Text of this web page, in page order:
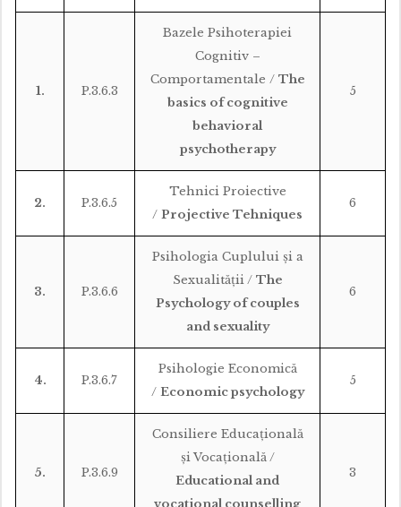
1. P.3.6.3
Bazele Psihoterapiei
Cognitiv –
Comportamentale / The
basics of cognitive
behavioral
psychotherapy
5
2. P.3.6.5
Tehnici Proiective
/ Projective Tehniques
6
3. P.3.6.6
Psihologia Cuplului şi a
Sexualităţii / The
Psychology of couples
and sexuality
6
4. P.3.6.7
Psihologie Economică
/ Economic psychology
5
5. P.3.6.9
Consiliere Educațională
şi Vocaţională /
Educational and
vocational counselling
3